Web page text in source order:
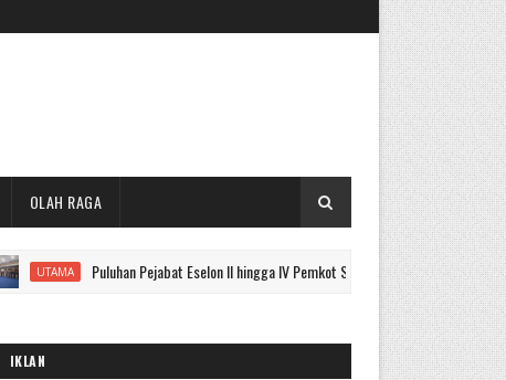
OLAH RAGA
Puluhan Pejabat Eselon II hingga IV Pemkot Sungai Penuh Dilantik, Ini Nama
IKLAN